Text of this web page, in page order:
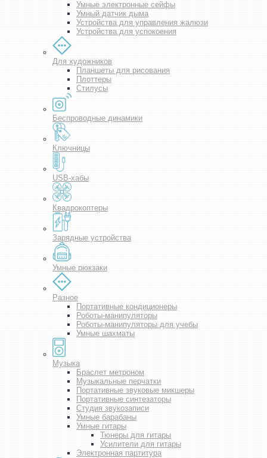
Умные электронные сейфы
Умный датчик дыма
Устройства для управления жалюзи
Устройства для успокоения
Для художников
Планшеты для рисования
Плоттеры
Стилусы
Беспроводные динамики
Ключницы
USB-хабы
Квадрокоптеры
Зарядные устройства
Умные рюкзаки
Разное
Портативные кондиционеры
Роботы-манипуляторы
Роботы-манипуляторы для учебы
Умные шахматы
Музыка
Браслет метроном
Музыкальные перчатки
Портативные звуковые микшеры
Портативные синтезаторы
Студия звукозаписи
Умные барабаны
Умные гитары
Тюнеры для гитары
Усилители для гитары
Электронная партитура